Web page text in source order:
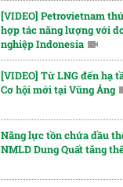
[VIDEO] Petrovietnam
hợp tác năng lượng với
nghiệp Indonesia
[VIDEO] Từ LNG đến hạ
Cơ hội mới tại Vũng Áng
Năng lực tồn chứa dầu
NMLD Dung Quất tăng